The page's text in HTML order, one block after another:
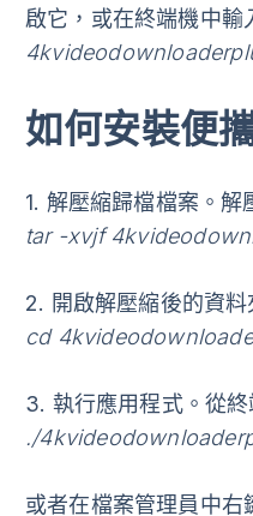
啟它，或在終端機中輸
如何安裝便
1. 解壓縮歸檔檔案 。解
tar -xvjf
2. 開啟解壓縮後的資料
cd
3. 執行應用程式。從終
./
或者在檔案管理員中